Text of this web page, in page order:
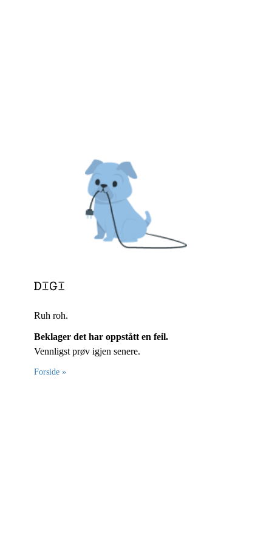
Ruh roh.
Beklager det har oppstått en feil.
Vennligst prøv igjen senere.
Forside »